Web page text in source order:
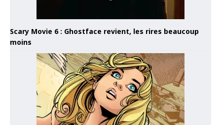
Scary Movie 6 : Ghostface revient, les rires beaucoup
moins